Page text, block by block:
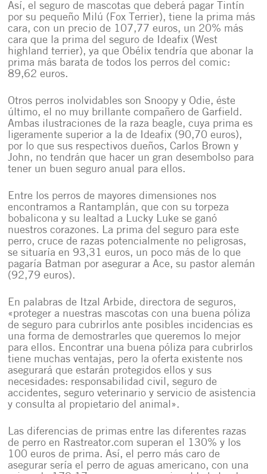
Así, el seguro de mascotas que deberá pagar Tintín
por su pequeño Milú (Fox Terrier), tiene la prima más
cara, con un precio de 107,77 euros, un 20% más
cara que la prima del seguro de Ideafix (West
highland terrier), ya que Obélix tendría que abonar la
prima más barata de todos los perros del comic:
89,62 euros.
Otros perros inolvidables son Snoopy y Odie, éste
último, el no muy brillante compañero de Garfield.
Ambas ilustraciones de la raza beagle, cuya prima es
ligeramente superior a la de Ideafix (90,70 euros),
por lo que sus respectivos dueños, Carlos Brown y
John, no tendrán que hacer un gran desembolso para
tener un buen seguro anual para ellos.
Entre los perros de mayores dimensiones nos
encontramos a Rantamplán, que con su torpeza
bobalicona y su lealtad a Lucky Luke se ganó
nuestros corazones. La prima del seguro para este
perro, cruce de razas potencialmente no peligrosas,
se situaría en 93,31 euros, un poco más de lo que
pagaría Batman por asegurar a Ace, su pastor alemán
(92,79 euros).
En palabras de Itzal Arbide, directora de seguros,
«proteger a nuestras mascotas con una buena póliza
de seguro para cubrirlos ante posibles incidencias es
una forma de demostrarles que queremos lo mejor
para ellos. Encontrar una buena póliza para cubrirlos
tiene muchas ventajas, pero la oferta existente nos
asegurará que estarán protegidos ellos y sus
necesidades: responsabilidad civil, seguro de
accidentes, seguro veterinario y servicio de asistencia
y consulta al propietario del animal».
Las diferencias de primas entre las diferentes razas
de perro en Rastreator.com superan el 130% y los
100 euros de prima. Así, el perro más caro de
asegurar sería el perro de aguas americano, con una